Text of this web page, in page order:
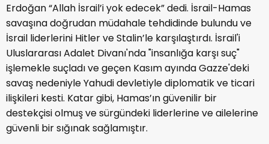
Erdoğan “Allah İsrail’i yok edecek” dedi. İsrail-Hamas
savaşına doğrudan müdahale tehdidinde bulundu ve
İsrail liderlerini Hitler ve Stalin’le karşılaştırdı. İsrail'i
Uluslararası Adalet Divanı'nda "insanlığa karşı suç"
işlemekle suçladı ve geçen Kasım ayında Gazze'deki
savaş nedeniyle Yahudi devletiyle diplomatik ve ticari
ilişkileri kesti. Katar gibi, Hamas’ın güvenilir bir
destekçisi olmuş ve sürgündeki liderlerine ve ailelerine
güvenli bir sığınak sağlamıştır.